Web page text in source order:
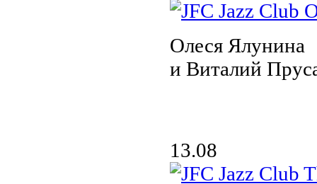
Олеся Ялунина
и Виталий
13.08